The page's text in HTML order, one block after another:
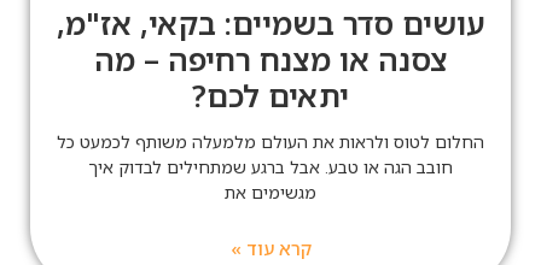
עושים סדר בשמיים: בקאי, אז"מ,
צסנה או מצנח רחיפה – מה
יתאים לכם?
החלום לטוס ולראות את העולם מלמעלה משותף לכמעט כל
חובב הגה או טבע. אבל ברגע שמתחילים לבדוק איך
מגשימים את
קרא עוד »